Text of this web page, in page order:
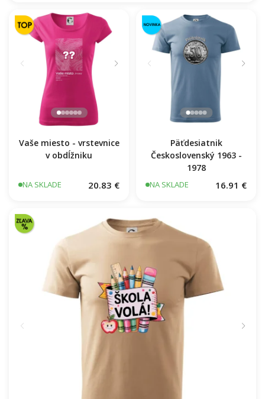
Vaše miesto - vrstevnice
v obdĺžniku
NA SKLADE 20.83 €
Päťdesiatnik
Československý 1963 -
1978
NA SKLADE 16.91 €